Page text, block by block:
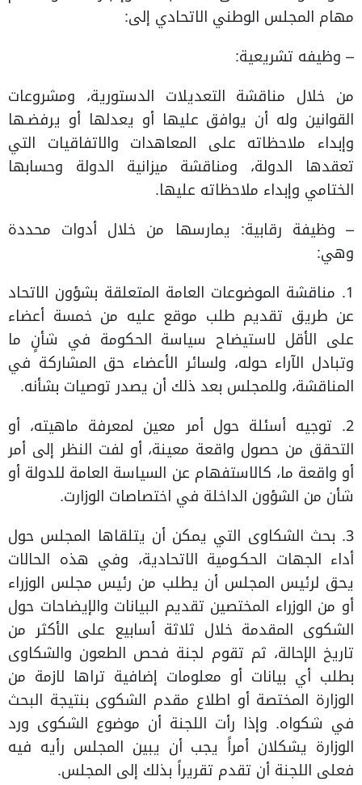
مهام المجلس الوطني الاتحادي إلى:
– وظيفه تشريعية:
من خلال مناقشة التعديلات الدستورية، ومشروعات
القوانين وله أن يوافق عليها أو يعدلها أو يرفضـها
وإبداء ملاحظاته على المعاهدات والاتفاقيات التي
تعقدها الدولة، ومناقشة ميزانية الدولة وحسابها
الختامي وإبداء ملاحظاته عليها.
– وظيفة رقابية: يمارسها من خلال أدوات محددة
وهي:
1. مناقشة الموضوعات العامة المتعلقة بشؤون الاتحاد
عن طريق تقديم طلب موقع عليه من خمسة أعضاء
على الأقل لاستيضاح سياسة الحكومة في شأنٍ ما
وتبادل الآراء حوله، ولسائر الأعضاء حق المشاركة في
المناقشة، وللمجلس بعد ذلك أن يصدر توصيات بشأنه.
2. توجيه أسئلة حول أمر معين لمعرفة ماهيته، أو
التحقق من حصول واقعة معينة، أو لفت النظر إلى أمر
أو واقعة ما، كالاستفهام عن السياسة العامة للدولة أو
شأن من الشؤون الداخلة في اختصاصات الوزارت.
3. بحث الشكاوى التي يمكن أن يتلقاها المجلس حول
أداء الجهات الحكـومية الاتحادية، وفي هذه الحالات
يحق لرئيس المجلس أن يطلب من رئيس مجلس الوزراء
أو من الوزراء المختصين تقديم البيانات والإيضاحات حول
الشكوى المقدمة خلال ثلاثة أسابيع على الأكثر من
تاريخ الإحالة، ثم تقوم لجنة فحص الطعون والشكاوى
بطلب أي بيانات أو معلومات إضافية تراها لازمة من
الوزارة المختصة أو اطلاع مقدم الشكوى بنتيجة البحث
في شكواه. وإذا رأت اللجنة أن موضوع الشكوى ورد
الوزارة يشكلان أمراً يجب أن يبين المجلس رأيه فيه
فعلى اللجنة أن تقدم تقريراً بذلك إلى المجلس.